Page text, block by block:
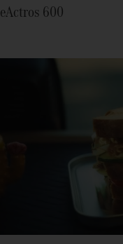
eActros 600